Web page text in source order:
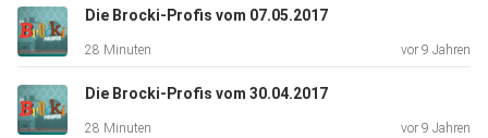
Die Brocki-Profis vom 07.05.2017
28 Minuten vor 9 Jahren
Die Brocki-Profis vom 30.04.2017
28 Minuten vor 9 Jahren